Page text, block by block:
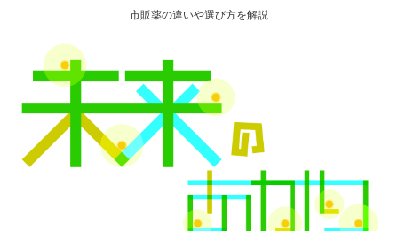
市販薬の違いや選び方を解説